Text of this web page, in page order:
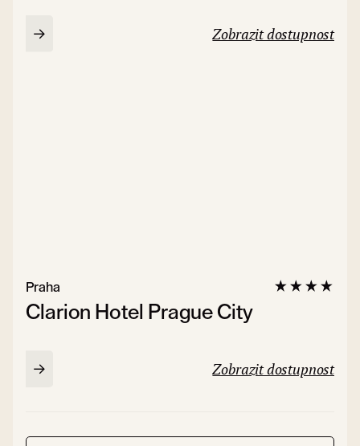
Zobrazit dostupnost
Clarion Hotel Prague City
Praha
Zobrazit dostupnost